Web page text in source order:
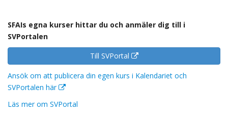
SFAIs egna kurser hittar du och anmäler dig till i
SVPortalen
Till SVPortal
Ansök om att publicera din egen kurs i Kalendariet och
SVPortalen här
Läs mer om SVPortal